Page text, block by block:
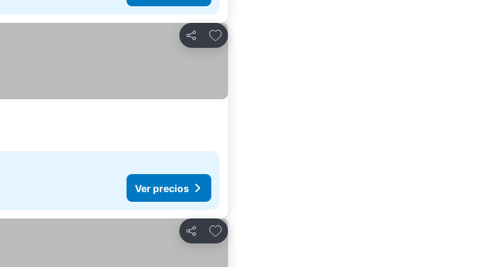
Compartir
Agregar a favoritos
Ver precios
Compartir
Agregar a favoritos